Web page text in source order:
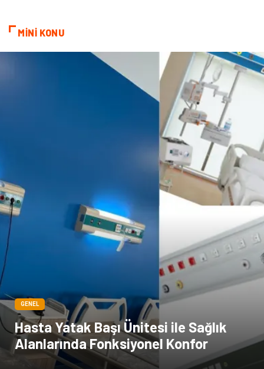
Gençlik
Dernekler ve Birlikler
MİNİ KONU
GENEL
Hasta Yatak Başı Ünitesi ile Sağlık
Alanlarında Fonksiyonel Konfor